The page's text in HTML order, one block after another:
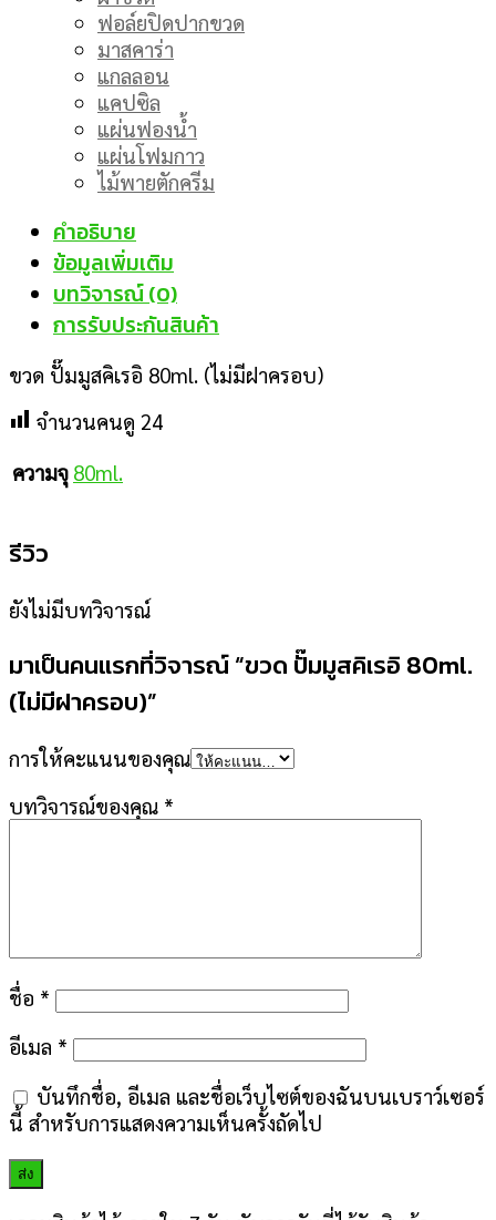
ฟอล์ยปิดปากขวด
มาสคาร่า
แกลลอน
แคปซิล
แผ่นฟองน้ำ
แผ่นโฟมกาว
ไม้พายตักครีม
คำอธิบาย
ข้อมูลเพิ่มเติม
บทวิจารณ์ (0)
การรับประกันสินค้า
ขวด ปั๊มมูสคิเรอิ 80ml. (ไม่มีฝาครอบ)
จำนวนคนดู 24
ความจุ 80ml.
รีวิว
ยังไม่มีบทวิจารณ์
มาเป็นคนแรกที่วิจารณ์ “ขวด ปั๊มมูสคิเรอิ 80ml.
(ไม่มีฝาครอบ)”
การให้คะแนนของคุณ
บทวิจารณ์ของคุณ *
ชื่อ *
อีเมล *
บันทึกชื่อ, อีเมล และชื่อเว็บไซต์ของฉันบนเบราว์เซอร์
นี้ สำหรับการแสดงความเห็นครั้งถัดไป